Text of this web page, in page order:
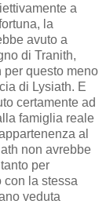
a
la
avuto a
di Tranith,
per questo meno
di Lysiath. E
certamente ad
famiglia reale
al
non avrebbe
per
con la stessa
veduta